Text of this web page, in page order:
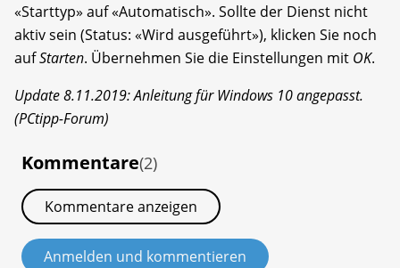
«Starttyp» auf «Automatisch». Sollte der Dienst nicht
aktiv sein (Status: «Wird ausgeführt»), klicken Sie noch
aufStarten. Übernehmen Sie die Einstellungen mit OK.
Update 8.11.2019: Anleitung für Windows 10 angepasst.
(PCtipp-Forum)
Kommentare(2)
Kommentare anzeigen
Anmelden und kommentieren